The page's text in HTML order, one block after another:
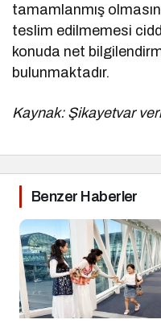
tamamlanmış
teslim edilmemesi
konuda net
bulunmaktadır.
Kaynak: Şikayetvar
Benzer Haberler